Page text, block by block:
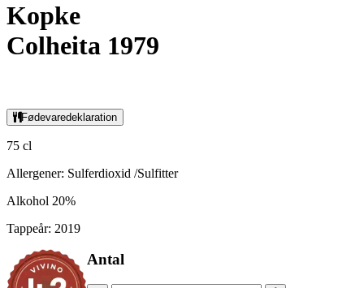
Kopke
Colheita 1979
Fødevaredeklaration
75 cl
Allergener: Sulferdioxid /Sulfitter
Alkohol 20%
Tappeår: 2019
Antal